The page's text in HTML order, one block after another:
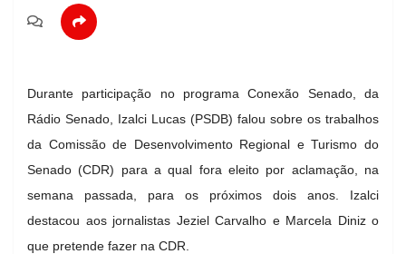
Durante participação no programa Conexão Senado, da
Rádio Senado, Izalci Lucas (PSDB) falou sobre os trabalhos
da Comissão de Desenvolvimento Regional e Turismo do
Senado (CDR) para a qual fora eleito por aclamação, na
semana passada, para os próximos dois anos. Izalci
destacou aos jornalistas Jeziel Carvalho e Marcela Diniz o
que pretende fazer na CDR.